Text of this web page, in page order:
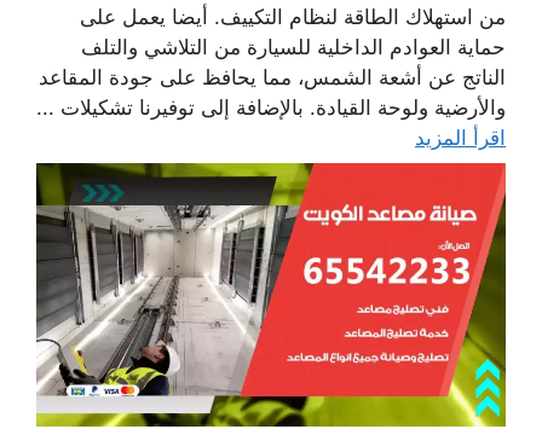
من استهلاك الطاقة لنظام التكييف. أيضا يعمل على
حماية العوادم الداخلية للسيارة من التلاشي والتلف
الناتج عن أشعة الشمس، مما يحافظ على جودة المقاعد
والأرضية ولوحة القيادة. بالإضافة إلى توفيرنا تشكيلات ...
اقرأ المزيد